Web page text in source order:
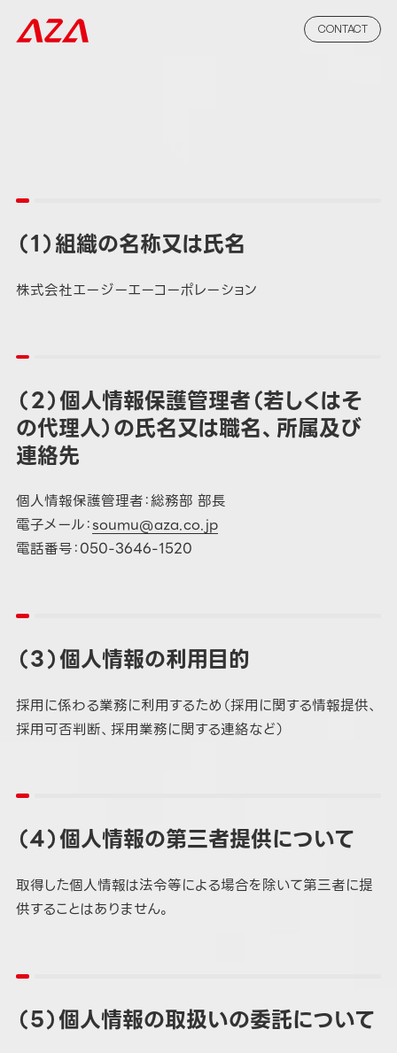
CONTACT
（１）組織の名称又は氏名
株式会社エージーエーコーポレーション
（２）個人情報保護管理者（若しくはそ
の代理人）の氏名又は職名、所属及び
連絡先
個人情報保護管理者：総務部 部長
電子メール：soumu@aza.co.jp
電話番号：050-3646-1520
（３）個人情報の利用目的
採用に係わる業務に利用するため（採用に関する情報提供、
採用可否判断、採用業務に関する連絡など）
（４）個人情報の第三者提供について
取得した個人情報は法令等による場合を除いて第三者に提
供することはありません。
（５）個人情報の取扱いの委託について